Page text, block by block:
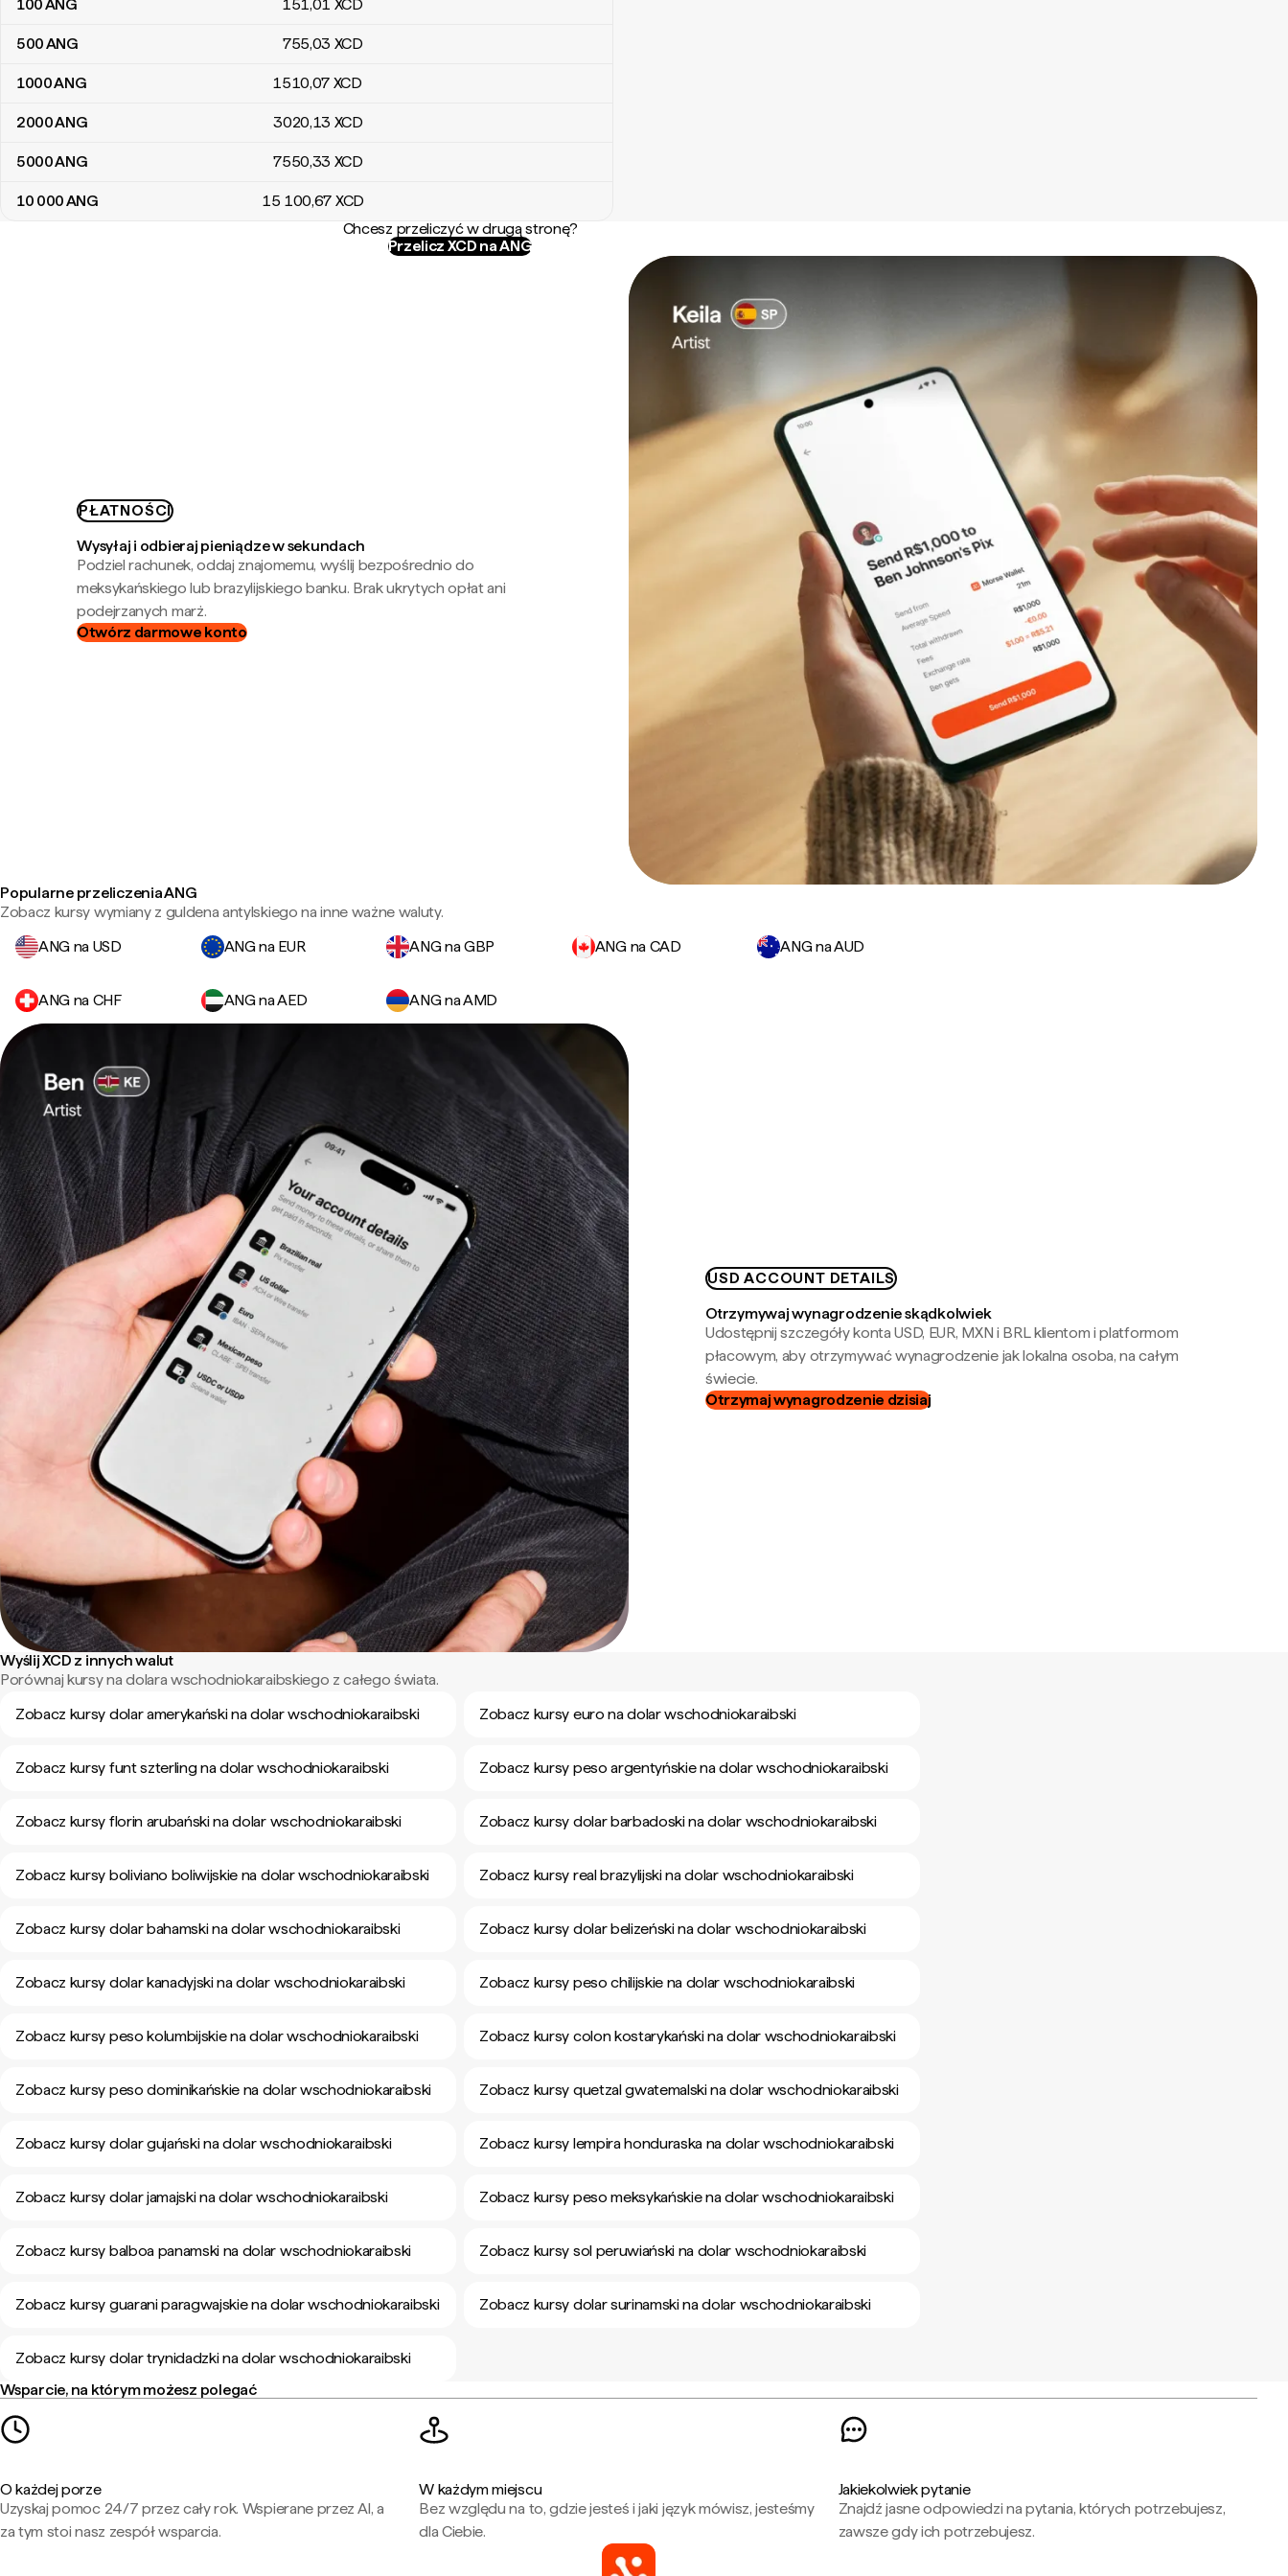
100ANG 151,01 XCD
500ANG 755,03 XCD
1000ANG 1510,07 XCD
2000ANG 3020,13 XCD
5000ANG 7550,33 XCD
10 000ANG 15 100,67 XCD
Chcesz przeliczyć w drugą stronę?
Przelicz XCD na ANG
PŁATNOŚCI
Wysyłaj i odbieraj pieniądze w sekundach
Podziel rachunek, oddaj znajomemu, wyślij bezpośrednio do
meksykańskiego lub brazylijskiego banku. Brak ukrytych opłat ani
podejrzanych marż.
Otwórz darmowe konto
Popularne przeliczenia ANG
Zobacz kursy wymiany z guldena antylskiego na inne ważne waluty.
ANG na USD
ANG na EUR ANG na GBP ANG na CAD ANG na AUD
ANG na CHF ANG na AED ANG na AMD
USD ACCOUNT DETAILS
Otrzymywaj wynagrodzenie skądkolwiek
Udostępnij szczegóły konta USD, EUR, MXN i BRL klientom i platformom
płacowym, aby otrzymywać wynagrodzenie jak lokalna osoba, na całym
świecie.
Otrzymaj wynagrodzenie dzisiaj
Wyślij XCD z innych walut
Porównaj kursy na dolara wschodniokaraibskiego z całego świata.
Zobacz kursy dolar amerykański na dolar wschodniokaraibski
Zobacz kursy euro na dolar wschodniokaraibski
Zobacz kursy funt szterling na dolar wschodniokaraibski Zobacz kursy peso argentyńskie na dolar wschodniokaraibski
Zobacz kursy florin arubański na dolar wschodniokaraibski Zobacz kursy dolar barbadoski na dolar wschodniokaraibski
Zobacz kursy boliviano boliwijskie na dolar wschodniokaraibski Zobacz kursy real brazylijski na dolar wschodniokaraibski
Zobacz kursy dolar bahamski na dolar wschodniokaraibski Zobacz kursy dolar belizeński na dolar wschodniokaraibski
Zobacz kursy dolar kanadyjski na dolar wschodniokaraibski Zobacz kursy peso chilijskie na dolar wschodniokaraibski
Zobacz kursy peso kolumbijskie na dolar wschodniokaraibski Zobacz kursy colon kostarykański na dolar wschodniokaraibski
Zobacz kursy peso dominikańskie na dolar wschodniokaraibski Zobacz kursy quetzal gwatemalski na dolar wschodniokaraibski
Zobacz kursy dolar gujański na dolar wschodniokaraibski Zobacz kursy lempira honduraska na dolar wschodniokaraibski
Zobacz kursy dolar jamajski na dolar wschodniokaraibski Zobacz kursy peso meksykańskie na dolar wschodniokaraibski
Zobacz kursy balboa panamski na dolar wschodniokaraibski Zobacz kursy sol peruwiański na dolar wschodniokaraibski
Zobacz kursy guarani paragwajskie na dolar wschodniokaraibski Zobacz kursy dolar surinamski na dolar wschodniokaraibski
Zobacz kursy dolar trynidadzki na dolar wschodniokaraibski
Wsparcie, na którym możesz polegać
O każdej porze
Uzyskaj pomoc 24/7 przez cały rok. Wspierane przez AI, a
za tym stoi nasz zespół wsparcia.
W każdym miejscu
Bez względu na to, gdzie jesteś i jaki język mówisz, jesteśmy
dla Ciebie.
Jakiekolwiek pytanie
Znajdź jasne odpowiedzi na pytania, których potrzebujesz,
zawsze gdy ich potrzebujesz.